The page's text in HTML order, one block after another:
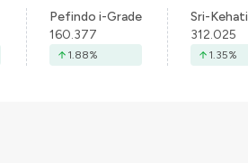
Pefindo i-Grade
160.377
1.88%
Sri-Kehati
312.025
1.35%